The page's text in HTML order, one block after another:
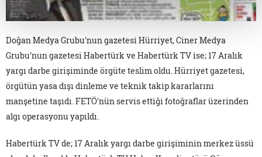
Doğan Medya Grubu'nun gazetesi Hürriyet, Ciner Medya
Grubu'nun gazetesi Habertürk ve Habertürk TV ise; 17 Aralık
yargı darbe girişiminde örgüte teslim oldu. Hürriyet gazetesi,
örgütün yasa dışı dinleme ve teknik takip kararlarını
manşetine taşıdı. FETÖ'nün servis ettiği fotoğraflar üzerinden
algı operasyonu yapıldı.
Habertürk TV de; 17 Aralık yargı darbe girişiminin merkez üssü